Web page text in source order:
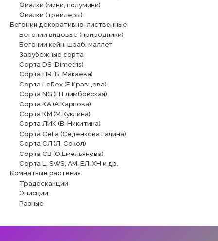
Фиалки (мини, полумини)
Фиалки (трейлеры)
Бегонии декоративно-лиственные
Бегонии видовые (природники)
Бегонии кейн, шраб, маллет
Зарубежные сорта
Сорта DS (Dimetris)
Сорта HR (Б. Макаева)
Сорта LeRex (Е.Кравцова)
Сорта NG (Н.Глимбовская)
Сорта КА (А.Карпова)
Сорта КМ (М.Куклина)
Сорта ЛИК (В. Никитина)
Сорта СеГа (Седенкова Галина)
Сорта СЛ (Л. Сокол)
Сорта СВ (О.Емельянова)
Сорта L, SWS, АМ, ЕЛ, ХН и др.
Комнатные растения
Традесканции
Эписции
Разные